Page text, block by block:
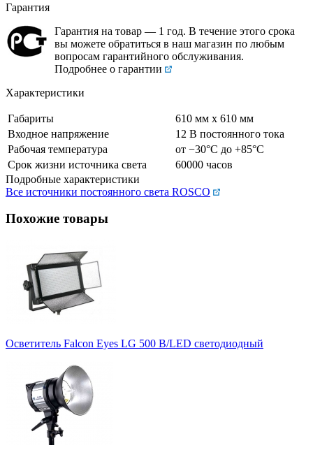
Гарантия
Гарантия на товар — 1 год. В течение этого срока
вы можете обратиться в наш магазин по любым
вопросам гарантийного обслуживания.
Подробнее о гарантии
Характеристики
Габариты
610 мм x 610 мм
Входное напряжение
12 В постоянного тока
Рабочая температура
от −30°С до +85°С
Срок жизни источника света
60000 часов
Подробные характеристики
Все источники постоянного света ROSCO
Похожие товары
Осветитель Falcon Eyes LG 500 B/LED светодиодный